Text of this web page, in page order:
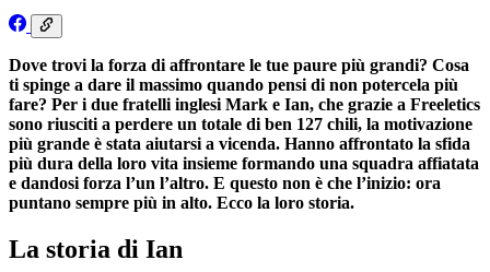
Dove trovi la forza di affrontare le tue paure più grandi? Cosa
ti spinge a dare il massimo quando pensi di non potercela più
fare? Per i due fratelli inglesi Mark e Ian, che grazie a Freeletics
sono riusciti a perdere un totale di ben 127 chili, la motivazione
più grande è stata aiutarsi a vicenda. Hanno affrontato la sfida
più dura della loro vita insieme formando una squadra affiatata
e dandosi forza l’un l’altro. E questo non è che l’inizio: ora
puntano sempre più in alto. Ecco la loro storia.
La storia di Ian